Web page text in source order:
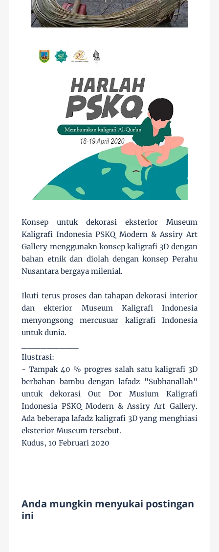
Konsep untuk dekorasi eksterior Museum
Kaligrafi Indonesia PSKQ Modern & Assiry Art
Gallery menggunakn konsep kaligrafi 3D dengan
bahan etnik dan diolah dengan konsep Perahu
Nusantara bergaya milenial.
Ikuti terus proses dan tahapan dekorasi interior
dan ekterior Museum Kaligrafi Indonesia
menyongsong mercusuar kaligrafi Indonesia
untuk dunia.
Ilustrasi:
- Tampak 40 % progres salah satu kaligrafi 3D
berbahan bambu dengan lafadz "Subhanallah"
untuk dekorasi Out Dor Musium Kaligrafi
Indonesia PSKQ Modern & Assiry Art Gallery.
Ada beberapa lafadz kaligrafi 3D yang menghiasi
eksterior Museum tersebut.
Kudus, 10 Februari 2020
Anda mungkin menyukai postingan
ini